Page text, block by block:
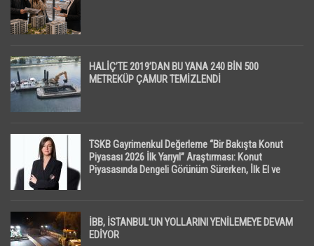
HALİÇ’TE 2019’DAN BU YANA 240 BİN 500
METREKÜP ÇAMUR TEMİZLENDİ
TSKB Gayrimenkul Değerleme “Bir Bakışta Konut
Piyasası 2026 İlk Yarıyıl” Araştırması: Konut
Piyasasında Dengeli Görünüm Sürerken, İlk El ve
İBB, İSTANBUL’UN YOLLARINI YENİLEMEYE DEVAM
EDİYOR